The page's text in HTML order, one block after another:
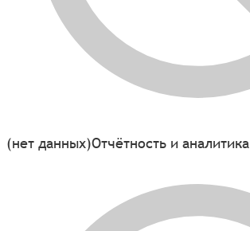
(нет данных)Отчётность и аналитика